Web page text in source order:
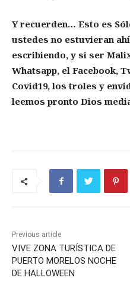
Y recuerden… Esto es
ustedes no estuvieran
escribiendo, y si ser
Whatsapp, el Facebook,
Covid19, los troles y
leemos pronto Dios
Previous article
VIVE ZONA TURÍSTICA DE
PUERTO MORELOS NOCHE
DE HALLOWEEN